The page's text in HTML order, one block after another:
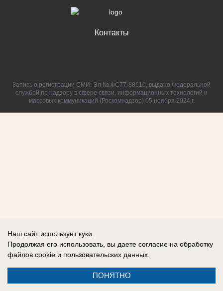
Контакты
Запись о регистрации СМИ: Эл № ФС77-88610, выдано Федеральной
службой по надзору в сфере связи, информационных технологий и
массовых коммуникаций (Роскомнадзор) 05 ноября 2024 г.
Наш сайт использует куки.
Продолжая его использовать, вы даете согласие на обработку
файлов cookie и пользовательских данных.
ПОНЯТНО